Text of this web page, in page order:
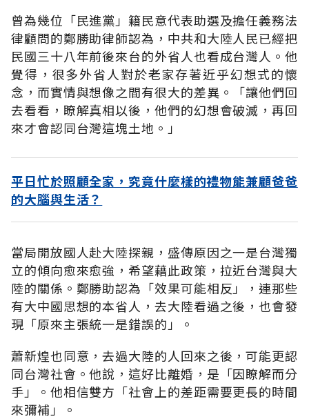
曾為幾位「民進黨」籍民意代表助選及擔任義務法
律顧問的鄭勝助律師認為，中共和大陸人民已經把
民國三十八年前後來台的外省人也看成台灣人。他
覺得，很多外省人對於老家存著近乎幻想式的懷
念，而實情與想像之間有很大的差異。「讓他們回
去看看，瞭解真相以後，他們的幻想會破滅，再回
來才會認同台灣這塊土地。」
平日忙於照顧全家，究竟什麼樣的禮物能兼顧爸爸
的大腦與生活？
當局開放國人赴大陸探親，盛傳原因之一是台灣獨
立的傾向愈來愈強，希望藉此政策，拉近台灣與大
陸的關係。鄭勝助認為「效果可能相反」，連那些
有大中國思想的本省人，去大陸看過之後，也會發
現「原來主張統一是錯誤的」。
蕭新煌也同意，去過大陸的人回來之後，可能更認
同台灣社會。他說，這好比離婚，是「因瞭解而分
手」。他相信雙方「社會上的差距需要更長的時間
來彌補」。